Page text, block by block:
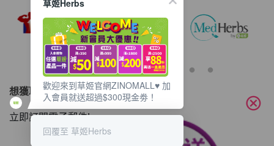
想獲取最新的優惠資訊？
立即訂閱電子郵件!
cancel
草姬Herbs
歡迎來到草姬官網ZINOMALL♥️ 加
入會員就送超過$300現金劵！
回覆至 草姬Herbs